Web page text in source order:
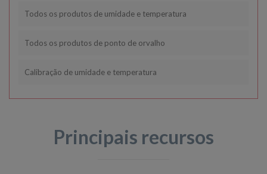
Todos os produtos de umidade e temperatura
Todos os produtos de ponto de orvalho
Calibração de umidade e temperatura
Principais recursos